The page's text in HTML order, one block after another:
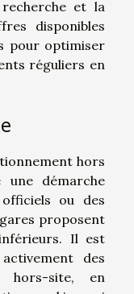
et la
disponibles
pour optimiser
réguliers en
hors
démarche
ou des
proposent
Il est
des
hors-site, en